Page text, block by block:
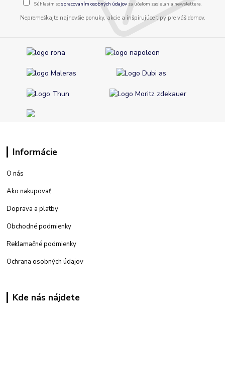
Súhlasím sospracovaním osobných údajov za účelom zasielania newslettera.
Nepremeškajte najnovšie ponuky, akcie a inšpirujúce tipy pre váš domov.
Informácie
O nás
Ako nakupovať
Doprava a platby
Obchodné podmienky
Reklamačné podmienky
Ochrana osobných údajov
Kde nás nájdete